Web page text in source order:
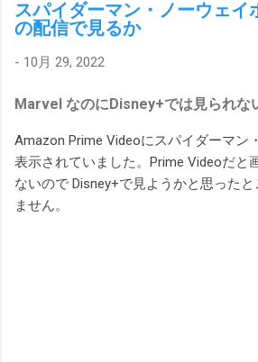
スパイダーマン・ノーウェイ
の配信で見るか
- 10月 29, 2022
Marvel なのにDisney+では見られな
Amazon Prime Videoにスパイダーマン
表示されていました。Prime Videoだと
ないので Disney+で見ようかと思った
ません。